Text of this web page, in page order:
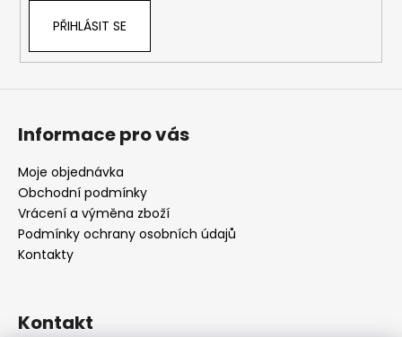
PŘIHLÁSIT SE
Informace pro vás
Moje objednávka
Obchodní podmínky
Vrácení a výměna zboží
Podmínky ochrany osobních údajů
Kontakty
Kontakt